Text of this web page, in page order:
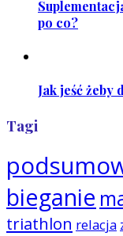
po co?
Jak jeść żeby
Tagi
bieganie
triathlon relacja